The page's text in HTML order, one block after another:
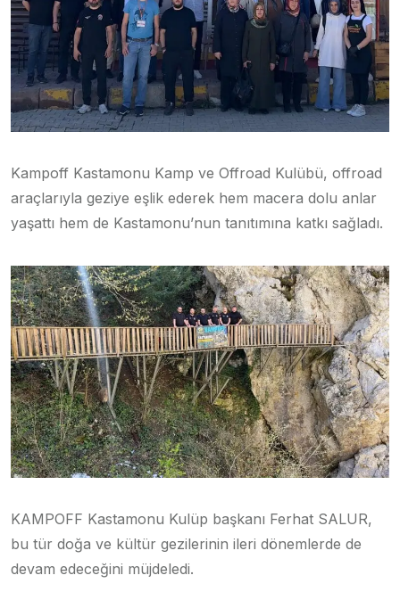
Kampoff Kastamonu Kamp ve Offroad Kulübü, offroad
araçlarıyla geziye eşlik ederek hem macera dolu anlar
yaşattı hem de Kastamonu’nun tanıtımına katkı sağladı.
KAMPOFF Kastamonu Kulüp başkanı Ferhat SALUR,
bu tür doğa ve kültür gezilerinin ileri dönemlerde de
devam edeceğini müjdeledi.